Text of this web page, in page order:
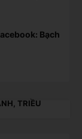
Bạch
TRIỀU